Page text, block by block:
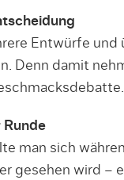
Entwürfe und
Denn damit
man sich
gesehen wird –